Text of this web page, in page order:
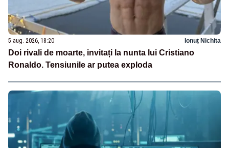
5 aug. 2026, 18:20 Ionuț Nichita
Doi rivali de moarte, invitați la nunta lui Cristiano
Ronaldo. Tensiunile ar putea exploda